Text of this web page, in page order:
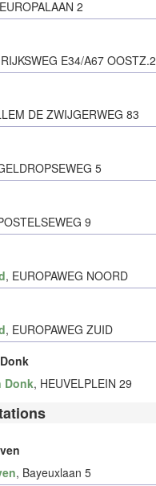
2
E34/A67 OOSTZ.2
DE ZWIJGERWEG 83
5
9
, EUROPAWEG NOORD
, EUROPAWEG ZUID
Donk, HEUVELPLEIN 29
, Bayeuxlaan 5